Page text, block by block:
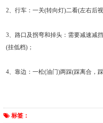
2、行车：一关(转向灯)二看(左右后视
3、路口及拐弯和掉头：需要减速减
(挂低档)；
4、靠边：一松(油门)两踩(踩离合，
标签：